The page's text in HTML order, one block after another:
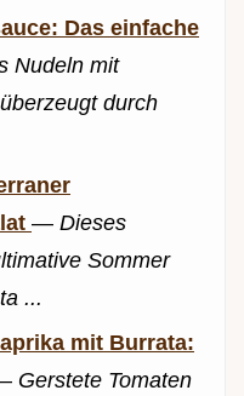
Das einfache
Nudeln mit
durch
— Dieses
Sommer
...
mit Burrata:
Gerstete Tomaten